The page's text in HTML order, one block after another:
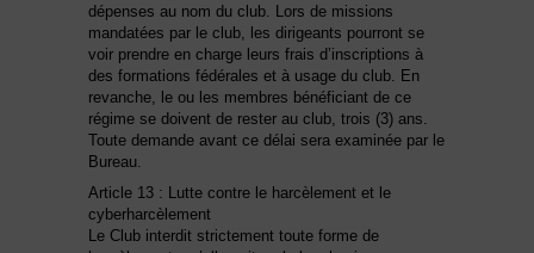
dépenses au nom du club. Lors de missions
mandatées par le club, les dirigeants pourront se
voir prendre en charge leurs frais d’inscriptions à
des formations fédérales et à usage du club. En
revanche, le ou les membres bénéficiant de ce
régime se doivent de rester au club, trois (3) ans.
Toute demande avant ce délai sera examinée par le
Bureau.
Article 13 : Lutte contre le harcèlement et le
cyberharcèlement
Le Club interdit strictement toute forme de